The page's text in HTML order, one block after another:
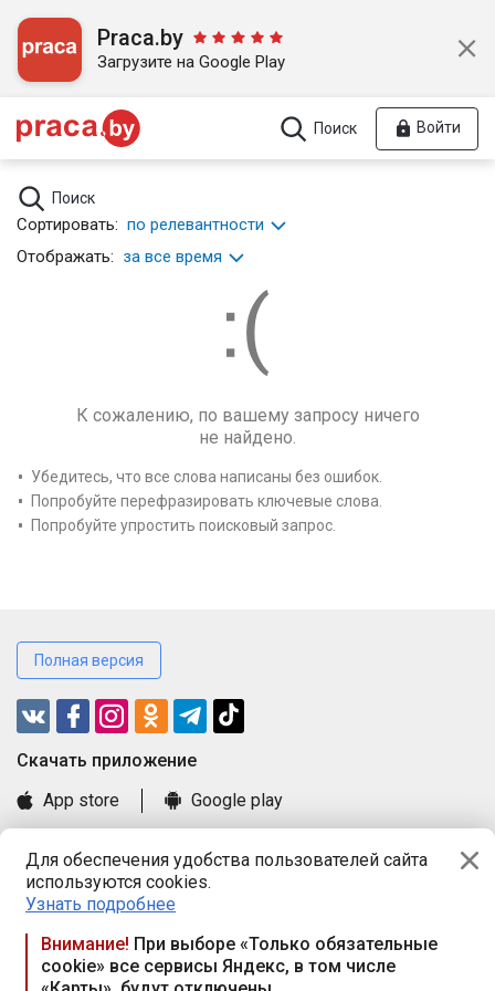
Для обеспечения удобства пользователей сайта
используются cookies.
Узнать подробнее
Внимание! При выборе «Только обязательные
cookie» все сервисы Яндекс, в том числе
Praca.by
Загрузите на Google Play
Поиск Войти
Поиск
Сортировать: по релевантности
Отображать: за все время
К сожалению, по вашему запросу ничего
не найдено.
Убедитесь, что все слова написаны без ошибок.
Попробуйте перефразировать ключевые слова.
Попробуйте упростить поисковый запрос.
Полная версия
Cкачать приложение
App store
Google play
Книга замечаний и предложений
Правила и документы
Praca.by © 2000—2026, ООО «ПРАЦА БАЙ»
Республика Беларусь, 220114, г. Минск, пр-т Независимости
117а, пом. № 9.